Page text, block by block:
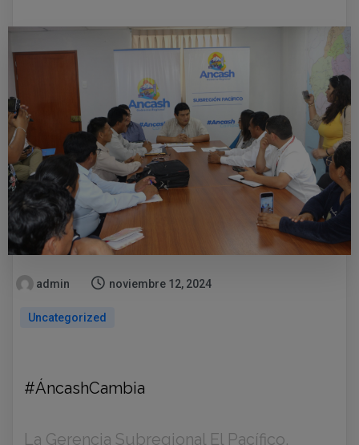
admin noviembre 12, 2024
Uncategorized
#ÁncashCambia
La Gerencia Subregional El Pacífico,